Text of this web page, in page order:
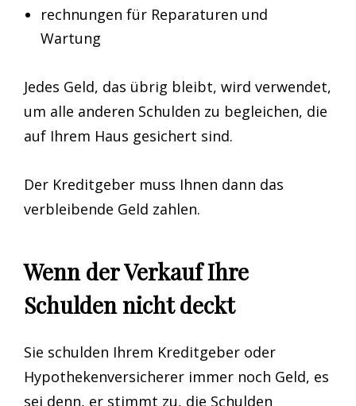
rechnungen für Reparaturen und
Wartung
Jedes Geld, das übrig bleibt, wird verwendet,
um alle anderen Schulden zu begleichen, die
auf Ihrem Haus gesichert sind.
Der Kreditgeber muss Ihnen dann das
verbleibende Geld zahlen.
Wenn der Verkauf Ihre
Schulden nicht deckt
Sie schulden Ihrem Kreditgeber oder
Hypothekenversicherer immer noch Geld, es
sei denn, er stimmt zu, die Schulden